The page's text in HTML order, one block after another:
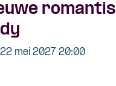
mei 2027 20:00